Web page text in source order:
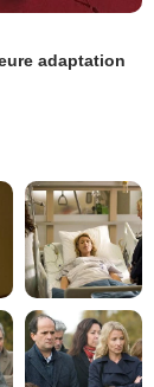
adaptation